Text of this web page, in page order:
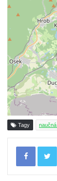
Busta
Leipzig
Socha
Socha
Socha
Socha
v ZOO
Socha
Socha
Socha
Socha
ZOO
Tagy